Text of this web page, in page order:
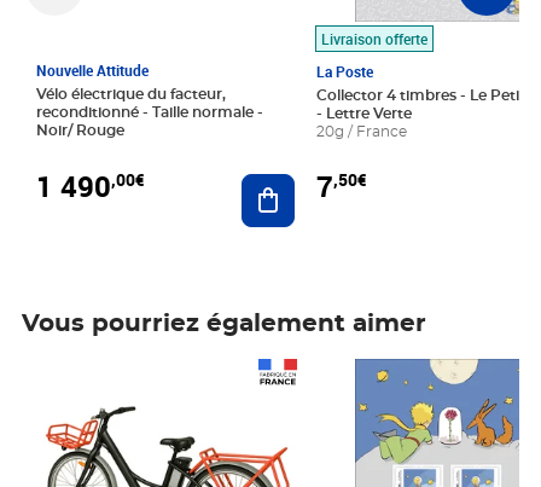
Nouvelle Attitude
Vélo électrique du facteur,
reconditionné - Taille normale -
Noir/ Rouge
1 490,00€ Ajouter au panier
Livraison offerte
La Poste
Collector 4 timbres - Le Petit
- Lettre Verte
20g / France
7,50€
Vous pourriez également aimer
Prix 7,50€